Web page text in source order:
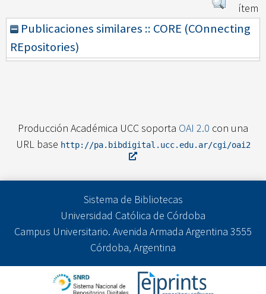
ítem
Publicaciones similares :: CORE (COnnecting
REpositories)
Producción Académica UCC soporta OAI 2.0 con una
URL base http://pa.bibdigital.ucc.edu.ar/cgi/oai2
Sistema de Bibliotecas
Universidad Católica de Córdoba
Campus Universitario. Avenida Armada Argentina 3555
Córdoba, Argentina